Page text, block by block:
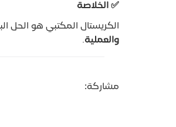
✅ الخلاصة
الكريستال المكتبي هو الحل
والعملية.
مشاركة: